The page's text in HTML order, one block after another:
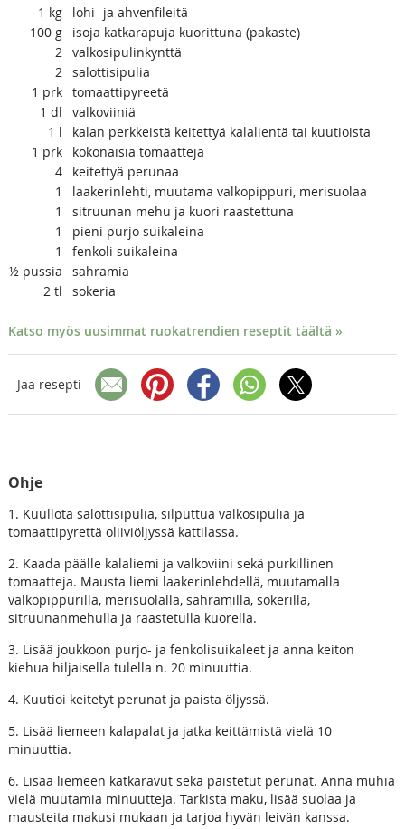
1 kg
lohi- ja ahvenfileitä
100 g
isoja katkarapuja kuorittuna (pakaste)
2 valkosipulinkynttä
2 salottisipulia
1 prk tomaattipyreetä
1 dl
valkoviiniä
1 l
kalan perkkeistä keitettyä kalalientä tai kuutioista
1 prk
kokonaisia tomaatteja
4
keitettyä perunaa
1
laakerinlehti, muutama valkopippuri, merisuolaa
1
sitruunan mehu ja kuori raastettuna
1
pieni purjo suikaleina
1
fenkoli suikaleina
½ pussia
sahramia
2 tl sokeria
Katso myös uusimmat ruokatrendien reseptit täältä »
Jaa resepti
Ohje
1. Kuullota salottisipulia, silputtua valkosipulia ja
tomaattipyrettä oliiviöljyssä kattilassa.
2. Kaada päälle kalaliemi ja valkoviini sekä purkillinen
tomaatteja. Mausta liemi laakerinlehdellä, muutamalla
valkopippurilla, merisuolalla, sahramilla, sokerilla,
sitruunanmehulla ja raastetulla kuorella.
3. Lisää joukkoon purjo- ja fenkolisuikaleet ja anna keiton
kiehua hiljaisella tulella n. 20 minuuttia.
4. Kuutioi keitetyt perunat ja paista öljyssä.
5. Lisää liemeen kalapalat ja jatka keittämistä vielä 10
minuuttia.
6. Lisää liemeen katkaravut sekä paistetut perunat. Anna muhia
vielä muutamia minuutteja. Tarkista maku, lisää suolaa ja
mausteita makusi mukaan ja tarjoa hyvän leivän kanssa.